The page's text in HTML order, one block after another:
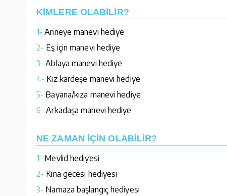
KİMLERE OLABİLİR?
1- Anneye manevi hediye
2- Eş için manevi hediye
3- Ablaya manevi hediye
4- Kız kardeşe manevi hediye
5- Bayana/kıza manevi hediye
6- Arkadaşa manevi hediye
NE ZAMAN İÇİN OLABİLİR?
1- Mevlid hediyesi
2- Kına gecesi hediyesi
3- Namaza başlangıç hediyesi